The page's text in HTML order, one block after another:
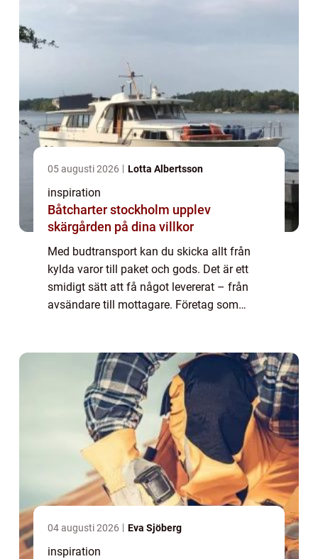
05 augusti 2026 Lotta Albertsson
inspiration
Båtcharter stockholm upplev
skärgården på dina villkor
Med budtransport kan du skicka allt från
kylda varor till paket och gods. Det är ett
smidigt sätt att få något levererat – från
avsändare till mottagare. Företag som
04 augusti 2026 Eva Sjöberg
inspiration